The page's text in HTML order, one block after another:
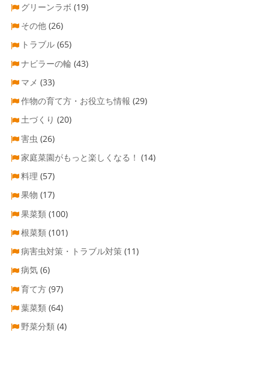
グリーンラボ (19)
その他 (26)
トラブル (65)
ナビラーの輪 (43)
マメ (33)
作物の育て方・お役立ち情報 (29)
土づくり (20)
害虫 (26)
家庭菜園がもっと楽しくなる！ (14)
料理 (57)
果物 (17)
果菜類 (100)
根菜類 (101)
病害虫対策・トラブル対策 (11)
病気 (6)
育て方 (97)
葉菜類 (64)
野菜分類 (4)